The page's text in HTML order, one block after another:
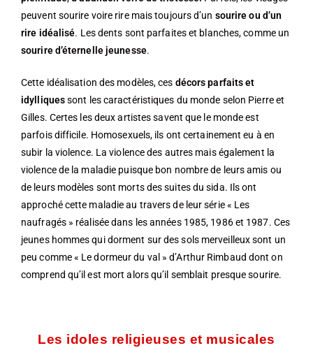
peuvent sourire voire rire mais toujours d’un sourire ou d’un
rire idéalisé. Les dents sont parfaites et blanches, comme un
sourire d’éternelle jeunesse.
Cette idéalisation des modèles, ces décors parfaits et
idylliquessont les caractéristiques du monde selon Pierre et
Gilles. Certes les deux artistes savent que le monde est
parfois difficile. Homosexuels, ils ont certainement eu à en
subir la violence. La violence des autres mais également la
violence de la maladie puisque bon nombre de leurs amis ou
de leurs modèles sont morts des suites du sida. Ils ont
approché cette maladie au travers de leur série « Les
naufragés » réalisée dans les années 1985, 1986 et 1987. Ces
jeunes hommes qui dorment sur des sols merveilleux sont un
peu comme « Le dormeur du val » d’Arthur Rimbaud dont on
comprend qu’il est mort alors qu’il semblait presque sourire.
Les idoles religieuses et musicales